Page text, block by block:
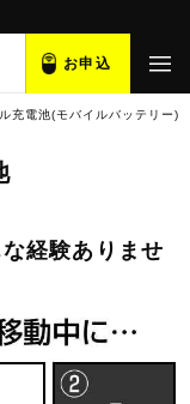
お申込
充電池(モバイルバッテリー)
経験ありませ